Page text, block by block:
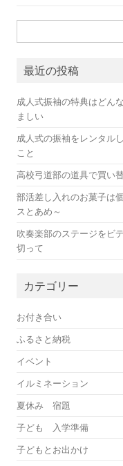
最近の投稿
成人式振袖の特典はどん
ましい
成人式の振袖をレンタル
こと
高校弓道部の道具で買い
部活差し入れのお菓子は
スとあめ～
吹奏楽部のステージをビ
切って
カテゴリー
お付き合い
ふるさと納税
イベント
イルミネーション
夏休み 宿題
子ども 入学準備
子どもとお出かけ